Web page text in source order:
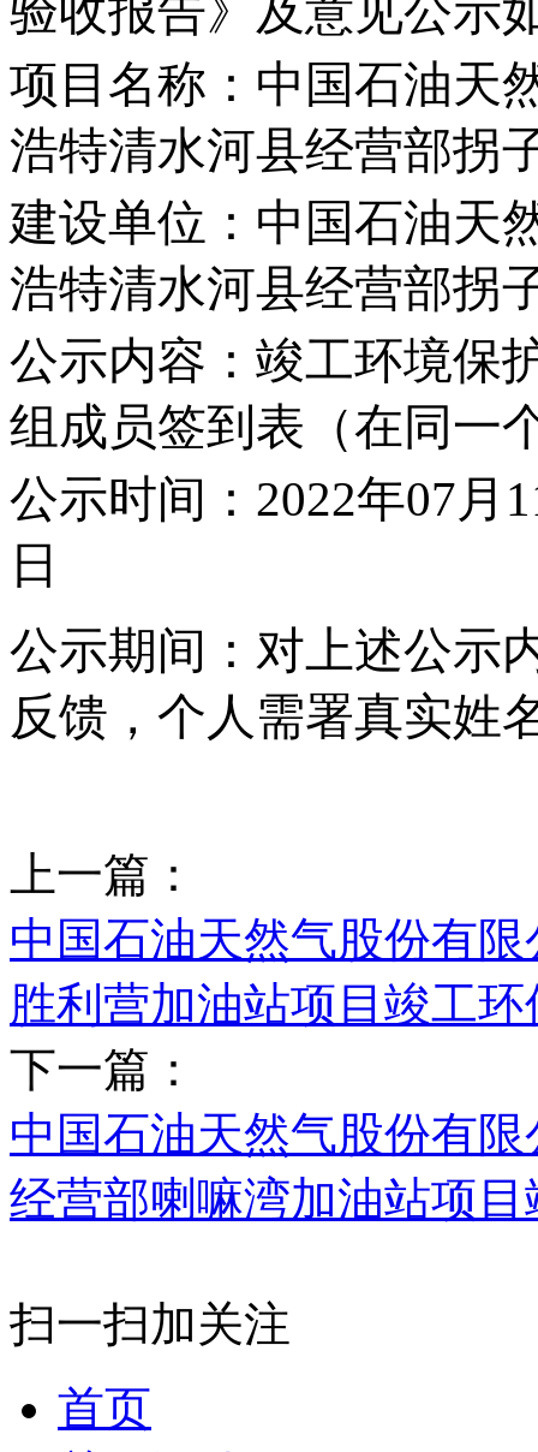
验收报告》及意见公示
项目名称：中国石油天
浩特清水河县经营部拐
建设单位：中国石油天
浩特清水河县经营部拐
公示内容：竣工环境保
组成员签到表（在同一
公示时间： 2022年07月
日
公示期间：对上述公示
反馈，个人需署真实姓
上一篇：
中国石油天然气股份有
胜利营加油站项目竣工
下一篇：
中国石油天然气股份有
经营部喇嘛湾加油站项
扫一扫加关注
首页